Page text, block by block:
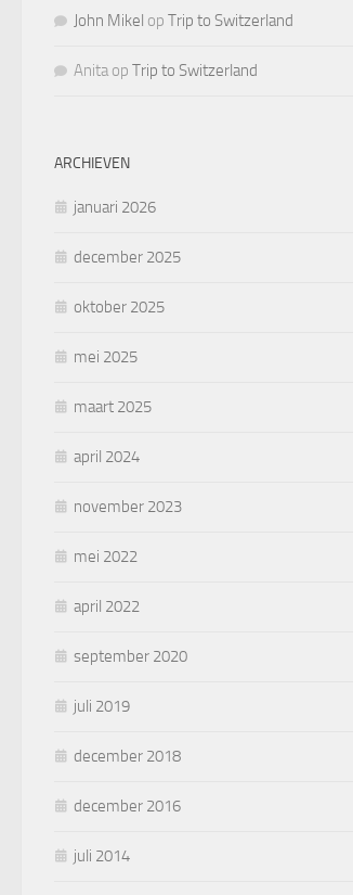
John Mikel op Trip to Switzerland
Anita op Trip to Switzerland
ARCHIEVEN
januari 2026
december 2025
oktober 2025
mei 2025
maart 2025
april 2024
november 2023
mei 2022
april 2022
september 2020
juli 2019
december 2018
december 2016
juli 2014